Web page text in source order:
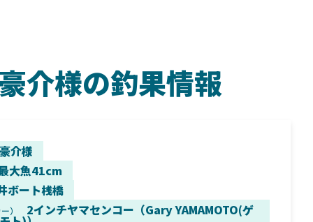
介様の釣果情報
介様
大魚41cm
ボート桟橋
） 2インチヤマセンコー（Gary YAMAMOTO(ゲ